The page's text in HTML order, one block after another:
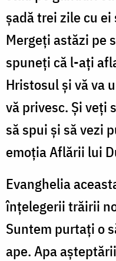
șadă trei zile cu ei
Mergeți astăzi pe
spuneți că l-ați
Hristosul și vă va
vă privesc. Și veți
să spui și să vezi
emoția Aflării lui
Evanghelia
înțelegerii trăirii
Suntem purtați o
ape. Apa